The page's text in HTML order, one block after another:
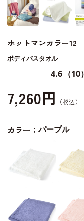
ホットマンカラー12
ボディバスタオル
4.6 （10）
7,260円
カラー：パープル